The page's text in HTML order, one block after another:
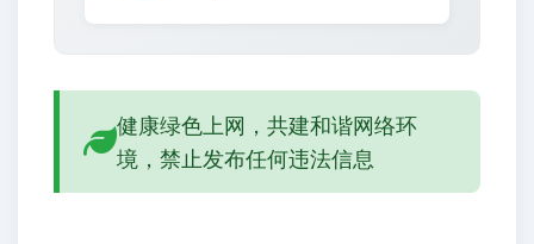
健康绿色上网，共建和谐网络环
境，禁止发布任何违法信息